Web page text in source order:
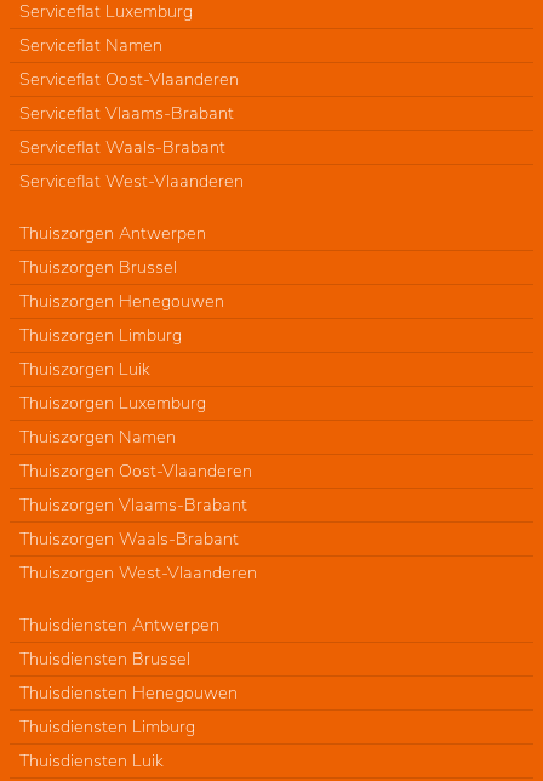
Serviceflat Luxemburg
Serviceflat Namen
Serviceflat Oost-Vlaanderen
Serviceflat Vlaams-Brabant
Serviceflat Waals-Brabant
Serviceflat West-Vlaanderen
Thuiszorgen Antwerpen
Thuiszorgen Brussel
Thuiszorgen Henegouwen
Thuiszorgen Limburg
Thuiszorgen Luik
Thuiszorgen Luxemburg
Thuiszorgen Namen
Thuiszorgen Oost-Vlaanderen
Thuiszorgen Vlaams-Brabant
Thuiszorgen Waals-Brabant
Thuiszorgen West-Vlaanderen
Thuisdiensten Antwerpen
Thuisdiensten Brussel
Thuisdiensten Henegouwen
Thuisdiensten Limburg
Thuisdiensten Luik